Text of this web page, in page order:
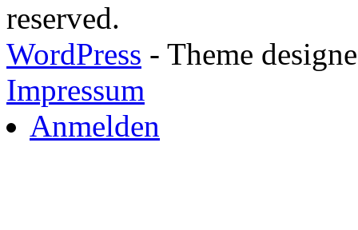
reserved.
WordPress - Theme
Impressum
Anmelden